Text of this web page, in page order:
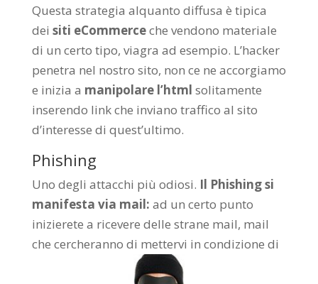
Questa strategia alquanto diffusa è tipica
dei siti eCommerceche vendono materiale
di un certo tipo, viagra ad esempio. L’hacker
penetra nel nostro sito, non ce ne accorgiamo
e inizia a manipolare l’html solitamente
inserendo link che inviano traffico al sito
d’interesse di quest’ultimo.
Phishing
Uno degli attacchi più odiosi. Il Phishing si
manifesta via mail: ad un certo punto
inizierete a ricevere delle strane mail, mail
che cercheranno di mettervi in condizione di